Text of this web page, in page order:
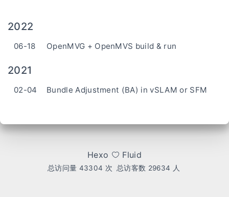
2022
06-18 OpenMVG + OpenMVS build & run
2021
02-04 Bundle Adjustment (BA) in vSLAM or SFM
Hexo Fluid
总访问量 43304 次 总访客数 29634 人